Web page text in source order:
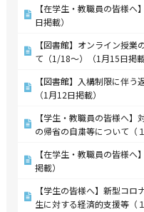
【在学生・教職員の皆様
日掲載）
【図書館】オンライン授
て（1/18～）（1月15日掲載
【図書館】入構制限に伴
（1月12日掲載）
【学生・教職員の皆様へ
の帰省の自粛等について（
【在学生・教職員の皆様
掲載）
【学生の皆様へ】新型コ
生に対する経済的支援等（